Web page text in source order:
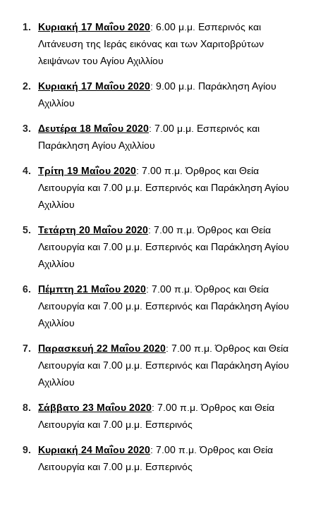
Κυριακή 17 Μαΐου 2020: 6.00 μ.μ. Εσπερινός και
Λιτάνευση της Ιεράς εικόνας και των Χαριτοβρύτων
λειψάνων του Αγίου Αχιλλίου
Κυριακή 17 Μαΐου 2020: 9.00 μ.μ. Παράκληση Αγίου
Αχιλλίου
Δευτέρα 18 Μαΐου 2020: 7.00 μ.μ. Εσπερινός και
Παράκληση Αγίου Αχιλλίου
Τρίτη 19 Μαΐου 2020: 7.00 π.μ. Όρθρος και Θεία
Λειτουργία και 7.00 μ.μ. Εσπερινός και Παράκληση Αγίου
Αχιλλίου
Τετάρτη 20 Μαΐου 2020: 7.00 π.μ. Όρθρος και Θεία
Λειτουργία και 7.00 μ.μ. Εσπερινός και Παράκληση Αγίου
Αχιλλίου
Πέμπτη 21 Μαΐου 2020: 7.00 π.μ. Όρθρος και Θεία
Λειτουργία και 7.00 μ.μ. Εσπερινός και Παράκληση Αγίου
Αχιλλίου
Παρασκευή 22 Μαΐου 2020: 7.00 π.μ. Όρθρος και Θεία
Λειτουργία και 7.00 μ.μ. Εσπερινός και Παράκληση Αγίου
Αχιλλίου
Σάββατο 23 Μαΐου 2020: 7.00 π.μ. Όρθρος και Θεία
Λειτουργία και 7.00 μ.μ. Εσπερινός
Κυριακή 24 Μαΐου 2020: 7.00 π.μ. Όρθρος και Θεία
Λειτουργία και 7.00 μ.μ. Εσπερινός